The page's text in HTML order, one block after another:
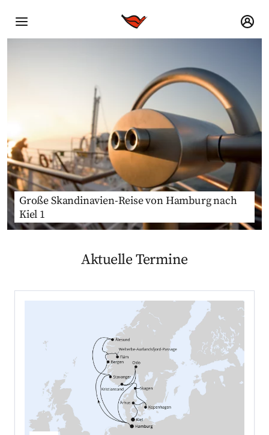
Große Skandinavien-Reise von Hamburg nach
Kiel 1
Aktuelle Termine